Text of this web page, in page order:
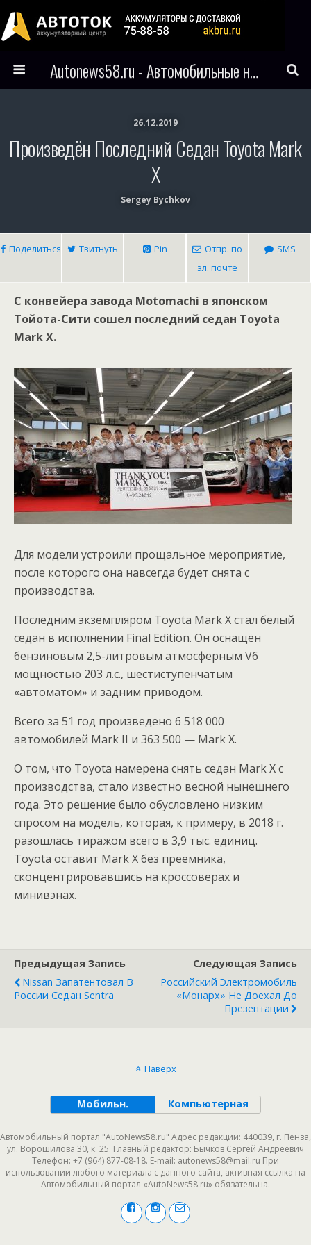
Autonews58.ru - Автомобильные новости Пензы и всего мира
26.12.2019
Произведён Последний Седан Toyota Mark
X
Sergey Bychkov
Поделиться Твитнуть Pin
Отпр. по
эл. почте
SMS
С конвейера завода Motomachi в японском
Тойота-Сити сошел последний седан Toyota
Mark X.
Для модели устроили прощальное мероприятие,
после которого она навсегда будет снята с
производства.
Последним экземпляром Toyota Mark X стал белый
седан в исполнении Final Edition. Он оснащён
бензиновым 2,5-литровым атмосферным V6
мощностью 203 л.с., шестиступенчатым
«автоматом» и задним приводом.
Всего за 51 год произведено 6 518 000
автомобилей Mark II и 363 500 — Mark X.
О том, что Toyota намерена снять седан Mark X с
производства, стало известно весной нынешнего
года. Это решение было обусловлено низким
спросом на модель, которая, к примеру, в 2018 г.
разошлась тиражом всего в 3,9 тыс. единиц.
Toyota оставит Mark X без преемника,
сконцентрировавшись на кроссоверах и
минивэнах.
Предыдущая Запись
Nissan Запатентовал В
России Седан Sentra
Следующая Запись
Российский Электромобиль
«Монарх» Не Доехал До
Презентации
Наверх
Мобильн. Компьютерная
Автомобильный портал "AutoNews58.ru" Адрес редакции: 440039, г. Пенза,
ул. Ворошилова 30, к. 25. Главный редактор: Бычков Сергей Андреевич
Телефон: +7 (964) 877-08-18. E-mail: autonews58@mail.ru При
использовании любого материала с данного сайта, активная ссылка на
Автомобильный портал «AutoNews58.ru» обязательна.